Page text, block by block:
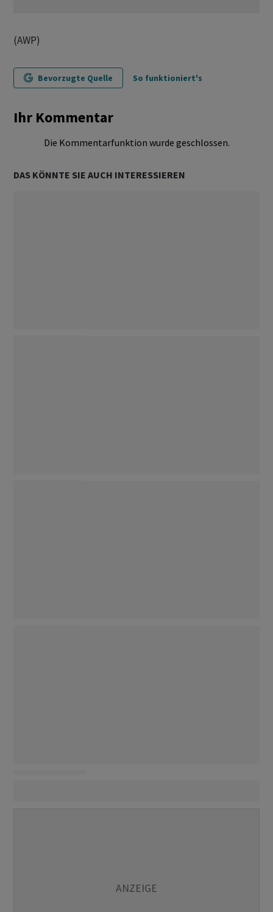
(AWP)
Bevorzugte Quelle So funktioniert's
Ihr Kommentar
Die Kommentarfunktion wurde geschlossen.
DAS KÖNNTE SIE AUCH INTERESSIEREN